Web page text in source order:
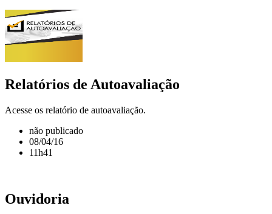
Relatórios de Autoavaliação
Acesse os relatório de autoavaliação.
não publicado
08/04/16
11h41
Ouvidoria